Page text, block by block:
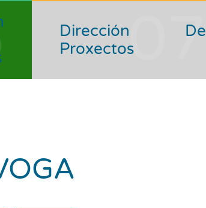
Dirección De
Proxectos07